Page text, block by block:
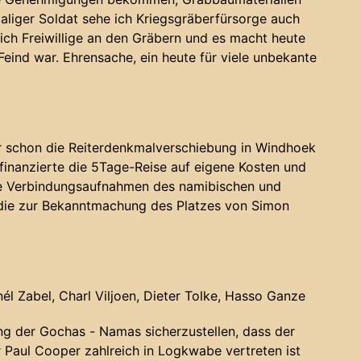
Soldat sehe ich Kriegsgräberfürsorge auch
Freiwillige an den Gräbern und es macht heute
war. Ehrensache, ein heute für viele unbekante
die Reiterdenkmalverschiebung in Windhoek
die 5Tage-Reise auf eigene Kosten und
des namibischen und
zur Bekanntmachung des Platzes von Simon
Zabel, Charl Viljoen, Dieter Tolke, Hasso Ganze
der Gochas - Namas sicherzustellen, dass der
Cooper zahlreich in Logkwabe vertreten ist